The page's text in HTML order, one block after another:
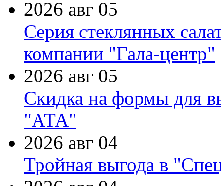
2026 авг 05
Серия стеклянных
компании "Гала-центр"
2026 авг 05
Скидка на формы для
"АТА"
2026 авг 04
Тройная выгода в